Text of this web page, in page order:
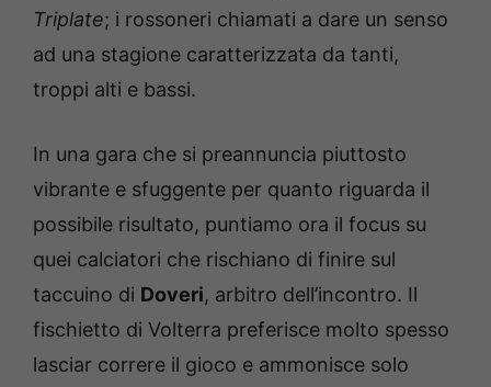
Triplate; i rossoneri chiamati a dare un senso
ad una stagione caratterizzata da tanti,
troppi alti e bassi.
In una gara che si preannuncia piuttosto
vibrante e sfuggente per quanto riguarda il
possibile risultato, puntiamo ora il focus su
quei calciatori che rischiano di finire sul
taccuino di Doveri, arbitro dell’incontro. Il
fischietto di Volterra preferisce molto spesso
lasciar correre il gioco e ammonisce solo